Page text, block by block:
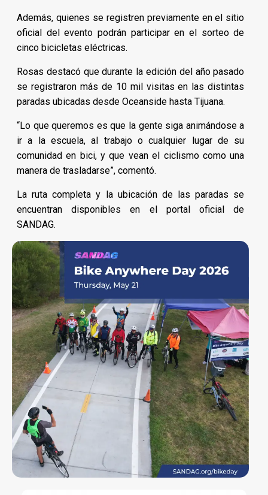
Además, quienes se registren previamente en el sitio
oficial del evento podrán participar en el sorteo de
cinco bicicletas eléctricas.
Rosas destacó que durante la edición del año pasado
se registraron más de 10 mil visitas en las distintas
paradas ubicadas desde Oceanside hasta Tijuana.
“Lo que queremos es que la gente siga animándose a
ir a la escuela, al trabajo o cualquier lugar de su
comunidad en bici, y que vean el ciclismo como una
manera de trasladarse”, comentó.
La ruta completa y la ubicación de las paradas se
encuentran disponibles en el portal oficial de
SANDAG.